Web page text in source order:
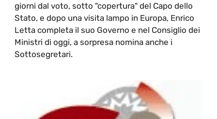
giorni dal voto, sotto "copertura" del Capo dello
Stato, e dopo una visita lampo in Europa, Enrico
Letta completa il suo Governo e nel Consiglio dei
Ministri di oggi, a sorpresa nomina anche i
Sottosegretari.